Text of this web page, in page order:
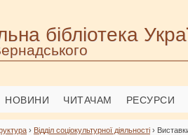
бібліотека
НОВИНИ ЧИТАЧАМ РЕСУРСИ
› Відділ соціокультурної діяльності ›